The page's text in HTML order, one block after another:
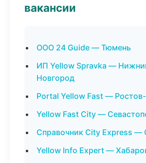
вакансии
ООО 24 Guide — Тюмень
ИП Yellow Spravka —
Новгород
Portal Yellow Fast —
Yellow Fast City —
Справочник City Express —
Yellow Info Expert —